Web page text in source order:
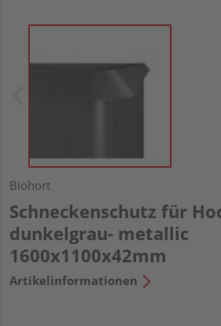
Biohort
Schneckenschutz für
dunkelgrau- metallic
1600x1100x42mm
Artikelinformationen